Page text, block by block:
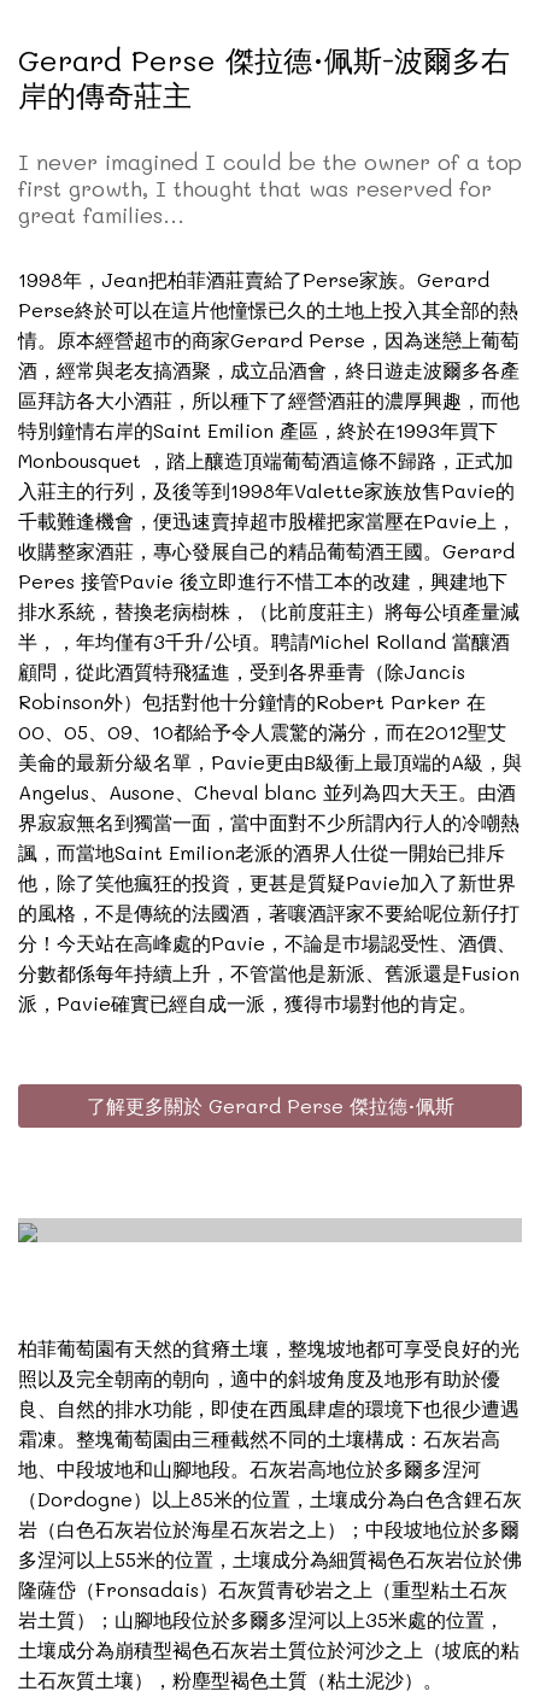
Gerard Perse 傑拉德·佩斯-波爾多右
岸的傳奇莊主
I never imagined I could be the owner of a top
first growth, I thought that was reserved for
great families...
1998年，Jean把柏菲酒莊賣給了Perse家族。Gerard
Perse終於可以在這片他憧憬已久的土地上投入其全部的熱
情。原本經營超巿的商家Gerard Perse，因為迷戀上葡萄
酒，經常與老友搞酒聚，成立品酒會，終日遊走波爾多各產
區拜訪各大小酒莊，所以種下了經營酒莊的濃厚興趣，而他
特別鐘情右岸的Saint Emilion 產區，終於在1993年買下
Monbousquet ，踏上釀造頂端葡萄酒這條不歸路，正式加
入莊主的行列，及後等到1998年Valette家族放售Pavie的
千載難逢機會，便迅速賣掉超巿股權把家當壓在Pavie上，
收購整家酒莊，專心發展自己的精品葡萄酒王國。Gerard
Peres 接管Pavie 後立即進行不惜工本的改建，興建地下
排水系統，替換老病樹株，（比前度莊主）將每公頃產量減
半，，年均僅有3千升/公頃。聘請Michel Rolland 當釀酒
顧問，從此酒質特飛猛進，受到各界垂青（除Jancis
Robinson外）包括對他十分鐘情的Robert Parker 在
00、05、09、10都給予令人震驚的滿分，而在2012聖艾
美侖的最新分級名單，Pavie更由B級衝上最頂端的A級，與
Angelus、Ausone、Cheval blanc 並列為四大天王。由酒
界寂寂無名到獨當一面，當中面對不少所謂內行人的冷嘲熱
諷，而當地Saint Emilion老派的酒界人仕從一開始已排斥
他，除了笑他瘋狂的投資，更甚是質疑Pavie加入了新世界
的風格，不是傳統的法國酒，著嚷酒評家不要給呢位新仔打
分！今天站在高峰處的Pavie，不論是巿場認受性、酒價、
分數都係每年持續上升，不管當他是新派、舊派還是Fusion
派，Pavie確實已經自成一派，獲得巿場對他的肯定。
了解更多關於 Gerard Perse 傑拉德·佩斯
柏菲葡萄園有天然的貧瘠土壤，整塊坡地都可享受良好的光
照以及完全朝南的朝向，適中的斜坡角度及地形有助於優
良、自然的排水功能，即使在西風肆虐的環境下也很少遭遇
霜凍。整塊葡萄園由三種截然不同的土壤構成：石灰岩高
地、中段坡地和山腳地段。石灰岩高地位於多爾多涅河
（Dordogne）以上85米的位置，土壤成分為白色含鋰石灰
岩（白色石灰岩位於海星石灰岩之上）；中段坡地位於多爾
多涅河以上55米的位置，土壤成分為細質褐色石灰岩位於佛
隆薩岱（Fronsadais）石灰質青砂岩之上（重型粘土石灰
岩土質）；山腳地段位於多爾多涅河以上35米處的位置，
土壤成分為崩積型褐色石灰岩土質位於河沙之上（坡底的粘
土石灰質土壤），粉塵型褐色土質（粘土泥沙）。